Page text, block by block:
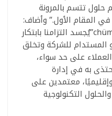
حلول تتسم بالمرونة
في المقام الأول.” وأضاف:
“إطلاق “chüm COMMUNITIES”يُجسد التزامنا بابتكار
المستدام للشركة وتخلق
على حد سواء،
به في إدارة
معتمدين على
التكنولوجية